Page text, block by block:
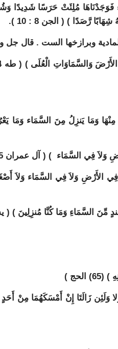
مُلِئَتْ حَرَسًا شَدِيدًا
رَّصَدًا ) ( الجن 8 : 10 ).
مِنْهَا وَمَا يَنزِلُ مِنَ السَّمَاء وَمَا
فِي الأَرْضِ وَلاَ فِي السَّمَاء وَلاَ
وَلَئِن زَالَتَا إِنْ أَمْسَكَهُمَا مِنْ